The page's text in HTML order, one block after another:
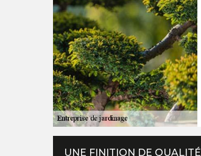
UNE FINITION DE